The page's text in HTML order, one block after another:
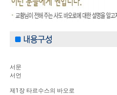
서문
서언
제1장 타르수스의 바오로